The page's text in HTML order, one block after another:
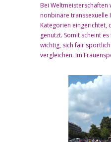
Bei Weltmeisterschaften
nonbinäre transsexuelle
Kategorien eingerichtet,
genutzt. Somit scheint
wichtig, sich fair
vergleichen. Im